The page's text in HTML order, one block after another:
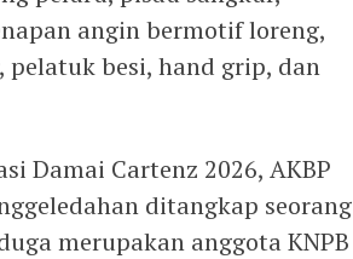
angin bermotif loreng,
besi, hand grip, dan
Damai Cartenz 2026, AKBP
ditangkap seorang
merupakan anggota KNPB